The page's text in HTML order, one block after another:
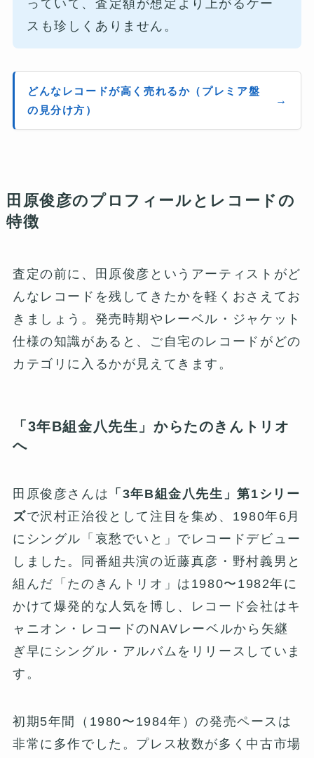
っていて、査定額が想定より上がるケー
スも珍しくありません。
どんなレコードが高く売れるか（プレミア盤
の見分け方）
田原俊彦のプロフィールとレコードの
特徴
査定の前に、田原俊彦というアーティストがど
んなレコードを残してきたかを軽くおさえてお
きましょう。発売時期やレーベル・ジャケット
仕様の知識があると、ご自宅のレコードがどの
カテゴリに入るかが見えてきます。
「3年B組金八先生」からたのきんトリオ
へ
田原俊彦さんは 「3年B組金八先生」第1シリー
ズで沢村正治役として注目を集め、1980年6月
にシングル「哀愁でいと」でレコードデビュー
しました。同番組共演の近藤真彦・野村義男と
組んだ「たのきんトリオ」は1980〜1982年に
かけて爆発的な人気を博し、レコード会社はキ
ャニオン・レコードのNAVレーベルから矢継
ぎ早にシングル・アルバムをリリースしていま
す。
初期5年間（1980〜1984年）の発売ペースは
非常に多作でした。プレス枚数が多く中古市場